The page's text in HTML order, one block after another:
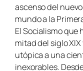
ascenso del
mundo a la
El Socialismo
mitad del siglo
utópica a una
inexorables.